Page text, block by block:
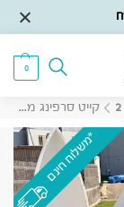
0
קייט סרפינג משומש Airush Lithium V12, 8m